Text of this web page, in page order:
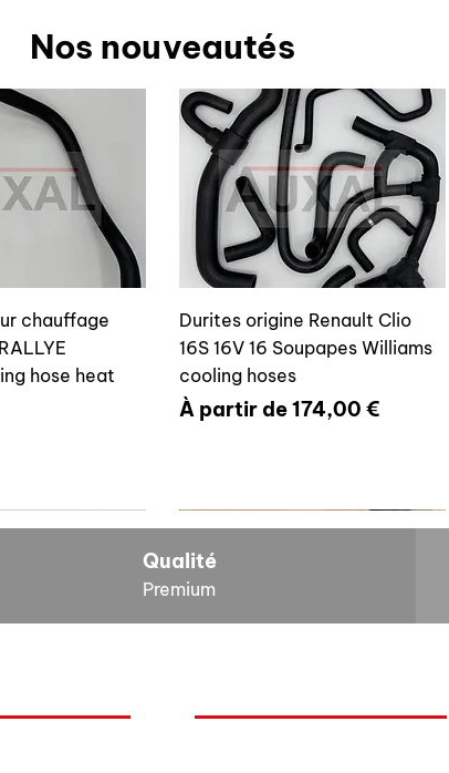
Nos nouveautés
chauffage
hose heat
Durites origine Renault Clio
16S 16V 16 Soupapes Williams
cooling hoses
À partir de174,00 €
Prix promotionnel
6464E4
Qualité
Premium